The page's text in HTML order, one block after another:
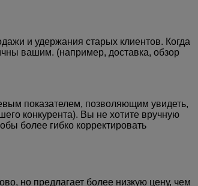
и удержания старых клиентов. Когда
вашим. (например, доставка, обзор
показателем, позволяющим увидеть,
конкурента). Вы не хотите вручную
более гибко корректировать
но предлагает более низкую цену, чем